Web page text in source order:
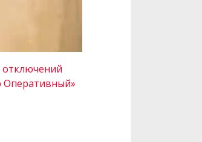
отключений
Оперативный»